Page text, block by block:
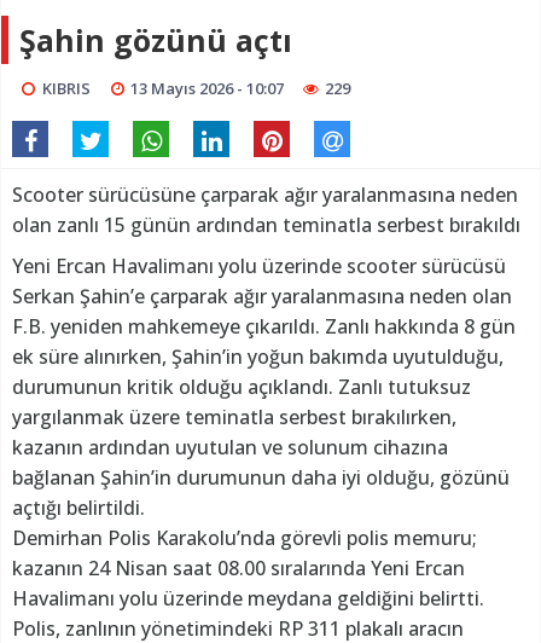
Şahin gözünü açtı
KIBRIS 13 Mayıs 2026 - 10:07 229
Scooter sürücüsüne çarparak ağır yaralanmasına neden
olan zanlı 15 günün ardından teminatla serbest bırakıldı
Yeni Ercan Havalimanı yolu üzerinde scooter sürücüsü
Serkan Şahin’e çarparak ağır yaralanmasına neden olan
F.B. yeniden mahkemeye çıkarıldı. Zanlı hakkında 8 gün
ek süre alınırken, Şahin’in yoğun bakımda uyutulduğu,
durumunun kritik olduğu açıklandı. Zanlı tutuksuz
yargılanmak üzere teminatla serbest bırakılırken,
kazanın ardından uyutulan ve solunum cihazına
bağlanan Şahin’in durumunun daha iyi olduğu, gözünü
açtığı belirtildi.
Demirhan Polis Karakolu’nda görevli polis memuru;
kazanın 24 Nisan saat 08.00 sıralarında Yeni Ercan
Havalimanı yolu üzerinde meydana geldiğini belirtti.
Polis, zanlının yönetimindeki RP 311 plakalı aracın